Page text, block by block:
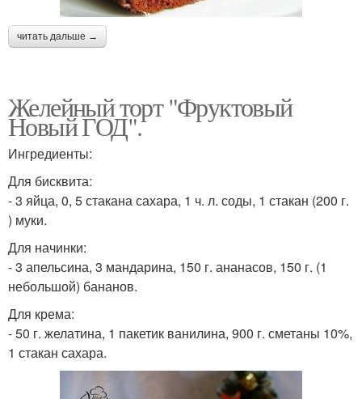
читать дальше →
Желейный торт "Фруктовый
Новый ГОД".
Ингредиенты:
Для бисквита:
- 3 яйца, 0, 5 стакана сахара, 1 ч. л. соды, 1 стакан (200 г.
) муки.
Для начинки:
- 3 апельсина, 3 мандарина, 150 г. ананасов, 150 г. (1
небольшой) бананов.
Для крема:
- 50 г. желатина, 1 пакетик ванилина, 900 г. сметаны 10%,
1 стакан сахара.